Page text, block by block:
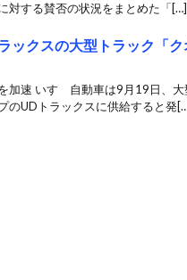
対する賛否の状況をまとめた「[…]
ックスの大型トラック「
加速 いすゞ自動車は9月19日、
のUDトラックスに供給すると発